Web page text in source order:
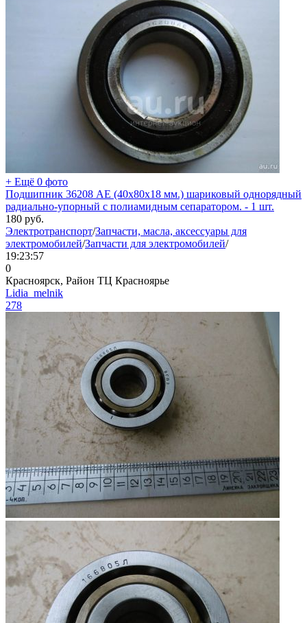
+ Ещё 0 фото
Подшипник 36208 АЕ (40х80х18 мм.) шариковый однорядный
радиально-упорный с полиамидным сепаратором. - 1 шт.
180 руб.
Электротранспорт/Запчасти, масла, аксессуары для
электромобилей/Запчасти для электромобилей/
19:23:57
0
Красноярск, Район ТЦ Красноярье
Lidia_melnik
278